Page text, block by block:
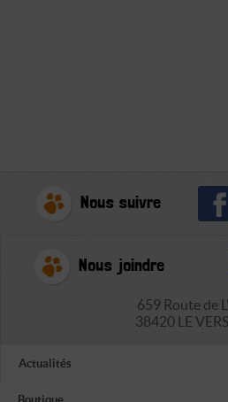
Nous suivre
Nous joindre
659 Route de
38420 LE
Actualités